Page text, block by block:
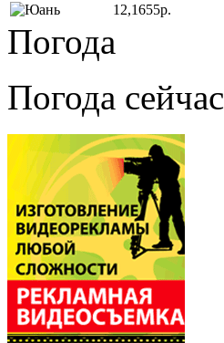
12,1655р.
Погода
Погода сейчас